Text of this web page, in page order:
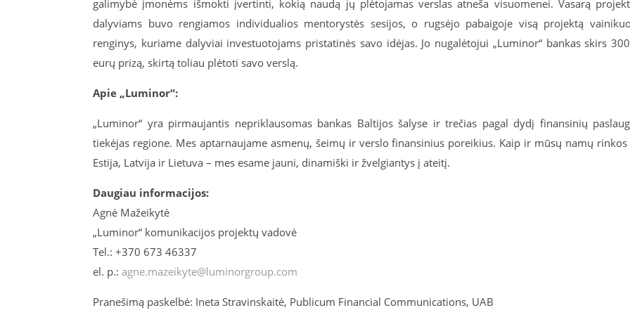
galimybė įmonėms išmokti įvertinti, kokią naudą jų plėtojamas verslas atneša visuomenei. Vasarą
dalyviams buvo rengiamos individualios mentorystės sesijos, o rugsėjo pabaigoje visą projektą
renginys, kuriame dalyviai investuotojams pristatinės savo idėjas. Jo nugalėtojui „Luminor“ bankas skirs
eurų prizą, skirtą toliau plėtoti savo verslą.
Apie „Luminor“:
„Luminor“ yra pirmaujantis nepriklausomas bankas Baltijos šalyse ir trečias pagal dydį finansinių
tiekėjas regione. Mes aptarnaujame asmenų, šeimų ir verslo finansinius poreikius. Kaip ir mūsų namų rinkos
Estija, Latvija ir Lietuva – mes esame jauni, dinamiški ir žvelgiantys į ateitį.
Daugiau informacijos:
Agnė Mažeikytė
„Luminor“ komunikacijos projektų vadovė
Tel.: +370 673 46337
el. p.: agne.mazeikyte@luminorgroup.com
Pranešimą paskelbė: Ineta Stravinskaitė, Publicum Financial Communications, UAB